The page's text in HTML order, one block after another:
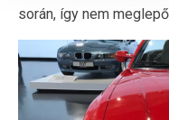
során, így nem